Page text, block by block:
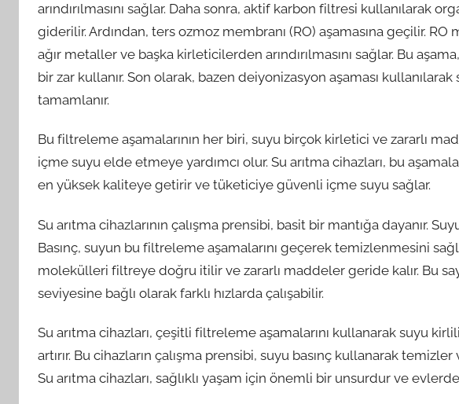
arındırılmasını sağlar. Daha sonra, aktif karbon filtresi kullanılarak
giderilir. Ardından, ters ozmoz membranı (RO) aşamasına geçilir.
ağır metaller ve başka kirleticilerden arındırılmasını sağlar. Bu
bir zar kullanır. Son olarak, bazen deiyonizasyon aşaması
tamamlanır.
Bu filtreleme aşamalarının her biri, suyu birçok kirletici ve zararlı
içme suyu elde etmeye yardımcı olur. Su arıtma cihazları, bu
en yüksek kaliteye getirir ve tüketiciye güvenli içme suyu sağlar.
Su arıtma cihazlarının çalışma prensibi, basit bir mantığa dayanır.
Basınç, suyun bu filtreleme aşamalarını geçerek temizlenmesini
molekülleri filtreye doğru itilir ve zararlı maddeler geride kalır. Bu
seviyesine bağlı olarak farklı hızlarda çalışabilir.
Su arıtma cihazları, çeşitli filtreleme aşamalarını kullanarak suyu
artırır. Bu cihazların çalışma prensibi, suyu basınç kullanarak
Su arıtma cihazları, sağlıklı yaşam için önemli bir unsurdur ve